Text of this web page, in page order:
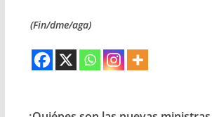
(Fin/dme/aga)